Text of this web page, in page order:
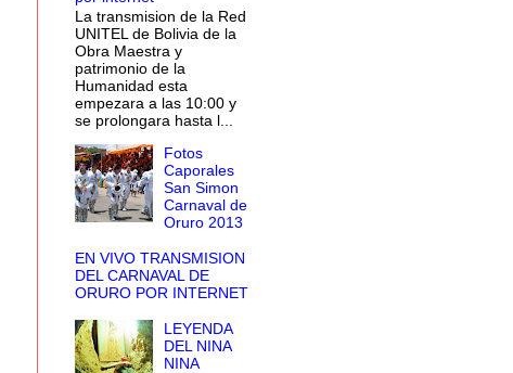
La transmision de la Red
UNITEL de Bolivia de la
Obra Maestra y
patrimonio de la
Humanidad esta
empezara a las 10:00 y
se prolongara hasta l...
Fotos
Caporales
San Simon
Carnaval de
Oruro 2013
EN VIVO TRANSMISION
DEL CARNAVAL DE
ORURO POR INTERNET
LEYENDA
DEL NINA
NINA